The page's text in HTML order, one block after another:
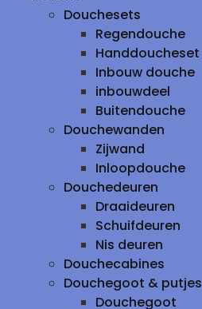
Douchesets
Regendouche
Handdoucheset
Inbouw douche
inbouwdeel
Buitendouche
Douchewanden
Zijwand
Inloopdouche
Douchedeuren
Draaideuren
Schuifdeuren
Nis deuren
Douchecabines
Douchegoot & putjes
Douchegoot